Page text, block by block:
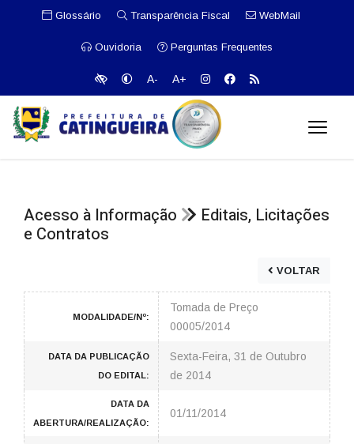
Glossário Transparência Fiscal WebMail
Ouvidoria Perguntas Frequentes
A- A+
Acesso à Informação
Editais, Licitações
e Contratos
VOLTAR
MODALIDADE/Nº:
Tomada de Preço
00005/2014
DATA DA PUBLICAÇÃO
DO EDITAL:
Sexta-Feira, 31 de Outubro
de 2014
DATA DA
ABERTURA/REALIZAÇÃO:
01/11/2014